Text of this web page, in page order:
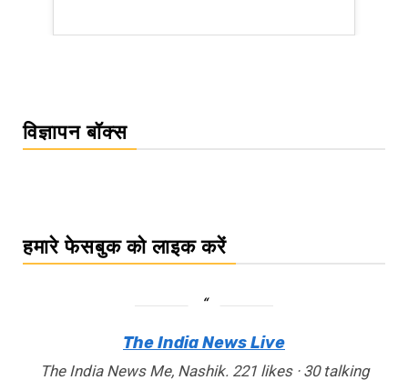
विज्ञापन बॉक्स
हमारे फेसबुक को लाइक करें
The India News Live
The India News Me, Nashik. 221 likes · 30 talking